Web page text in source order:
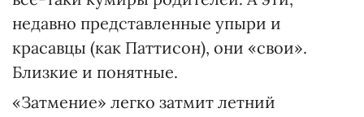
недавно представленные упыри и
красавцы (как Паттисон), они «свои».
Близкие и понятные.
«Затмение» легко затмит летний